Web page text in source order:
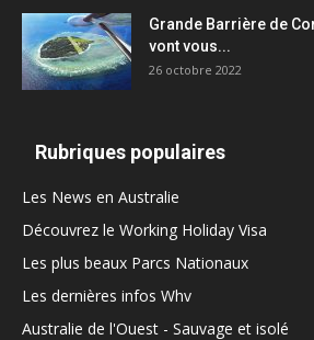
Grande Barrière de
vont vous...
26 octobre 2022
Rubriques populaires
Les News en Australie
Découvrez le Working Holiday Visa
Les plus beaux Parcs Nationaux
Les dernières infos Whv
Australie de l'Ouest - Sauvage et isolé